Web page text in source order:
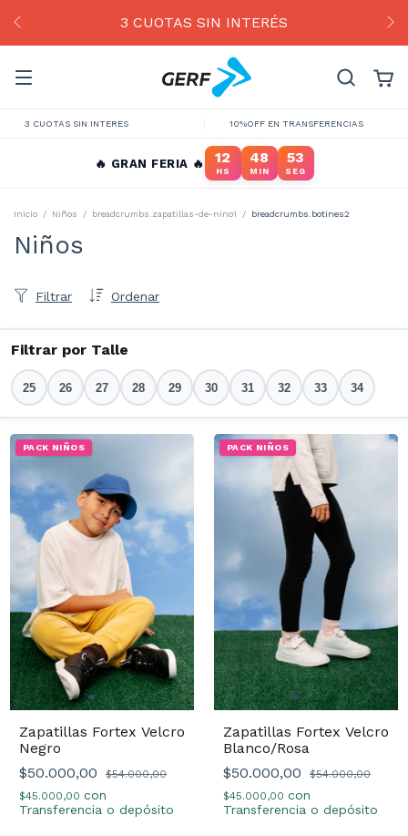
3 CUOTAS SIN INTERÉS
3 CUOTAS SIN INTERES 10%OFF EN TRANSFERENCIAS
🔥 GRAN FERIA 🔥 12
HS
48
MIN
52
SEG
Inicio / Niños / breadcrumbs.zapatillas-de-nino1 / breadcrumbs.botines2
Niños
Ordenar
Filtrar
Filtrar por Talle
25 26 27 28 29 30 31 32 33 34
PACK NIÑOS
Zapatillas Fortex Velcro
Negro
$50.000,00
$54.000,00
$45.000,00 con
Transferencia o depósito
PACK NIÑOS
Zapatillas Fortex Velcro
Blanco/Rosa
$50.000,00
$54.000,00
$45.000,00 con
Transferencia o depósito